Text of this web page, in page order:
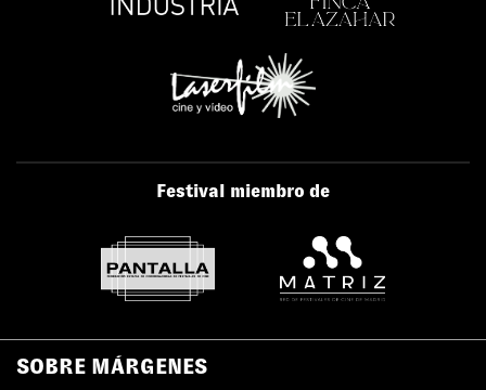
Festival miembro de
SOBRE MÁRGENES